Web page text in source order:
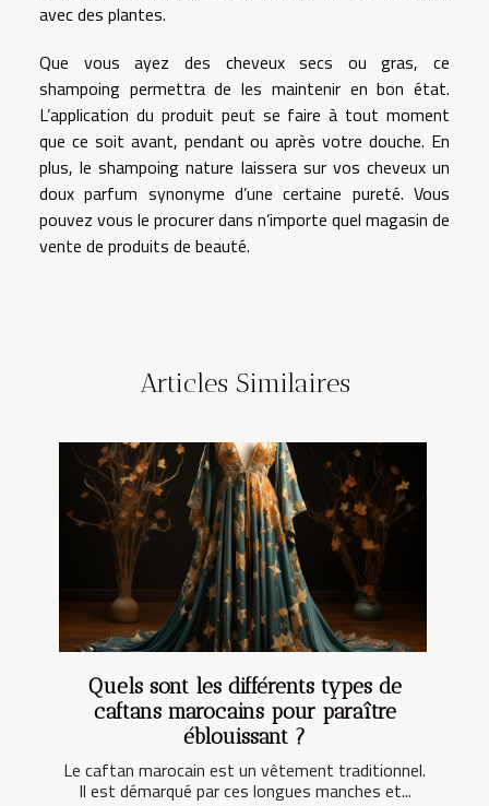
avec des plantes.
Que vous ayez des cheveux secs ou gras, ce
shampoing permettra de les maintenir en bon état.
L’application du produit peut se faire à tout moment
que ce soit avant, pendant ou après votre douche. En
plus, le shampoing nature laissera sur vos cheveux un
doux parfum synonyme d’une certaine pureté. Vous
pouvez vous le procurer dans n’importe quel magasin de
vente de produits de beauté.
Articles Similaires
Quels sont les différents types de
caftans marocains pour paraître
éblouissant ?
Le caftan marocain est un vêtement traditionnel.
Il est démarqué par ces longues manches et...